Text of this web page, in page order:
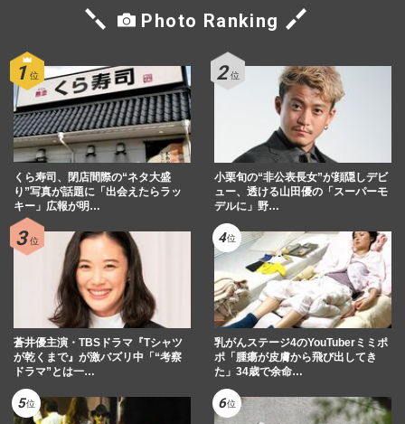
Photo Ranking
くら寿司、閉店間際の“ネタ大盛
り”写真が話題に「出会えたらラッ
キー」広報が明…
小栗旬の“非公表長女”が顔隠しデビ
ュー、透ける山田優の「スーパーモ
デルに」野…
蒼井優主演・TBSドラマ『Tシャツ
が乾くまで』が激バズリ中「“考察
ドラマ”とは一…
乳がんステージ4のYouTuberミミポ
ポ「腫瘍が皮膚から飛び出してき
た」34歳で余命…